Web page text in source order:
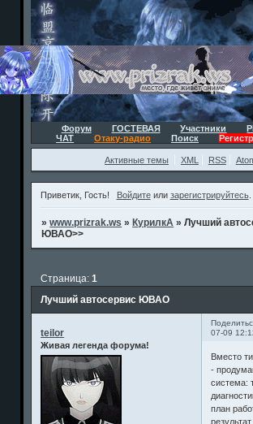
Форум ГОСТЕВАЯ Участники
ЧАТ
Отаку-радио Поиск
Активные темы XML RSS
Приветик, Гость! Войдитеили зарегистрируйтесь.
»www.prizrak.ws » КурилкА »Лучший
ЮВАО>>
Лучший автосервис ЮВАО
Страница:1
07-09
teilor
Живая легенда форума!
Вместо
-
система:
план